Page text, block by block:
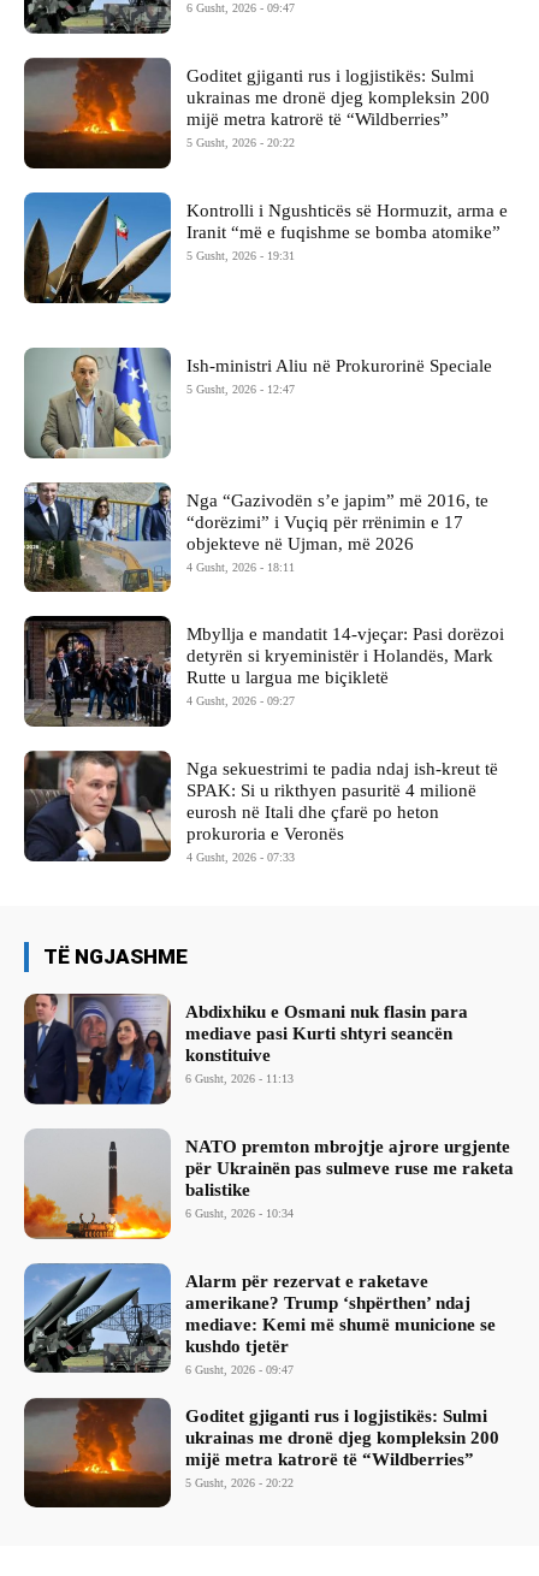
6 Gusht, 2026 - 09:47
Goditet gjiganti rus i logjistikës: Sulmi
ukrainas me dronë djeg kompleksin 200
mijë metra katrorë të “Wildberries”
5 Gusht, 2026 - 20:22
Kontrolli i Ngushticës së Hormuzit, arma e
Iranit “më e fuqishme se bomba atomike”
5 Gusht, 2026 - 19:31
Ish-ministri ​Aliu në Prokurorinë Speciale
5 Gusht, 2026 - 12:47
Nga “Gazivodën s’e japim” më 2016, te
“dorëzimi” i Vuçiq për rrënimin e 17
objekteve në Ujman, më 2026
4 Gusht, 2026 - 18:11
Mbyllja e mandatit 14-vjeçar: Pasi dorëzoi
detyrën si kryeministër i Holandës, Mark
Rutte u largua me biçikletë
4 Gusht, 2026 - 09:27
Nga sekuestrimi te padia ndaj ish-kreut të
SPAK: Si u rikthyen pasuritë 4 milionë
eurosh në Itali dhe çfarë po heton
prokuroria e Veronës
4 Gusht, 2026 - 07:33
TË NGJASHME
Abdixhiku e Osmani nuk flasin para
mediave pasi Kurti shtyri seancën
konstituive
6 Gusht, 2026 - 11:13
NATO premton mbrojtje ajrore urgjente
për Ukrainën pas sulmeve ruse me raketa
balistike
6 Gusht, 2026 - 10:34
Alarm për rezervat e raketave
amerikane? Trump ‘shpërthen’ ndaj
mediave: Kemi më shumë municione se
kushdo tjetër
6 Gusht, 2026 - 09:47
Goditet gjiganti rus i logjistikës: Sulmi
ukrainas me dronë djeg kompleksin 200
mijë metra katrorë të “Wildberries”
5 Gusht, 2026 - 20:22